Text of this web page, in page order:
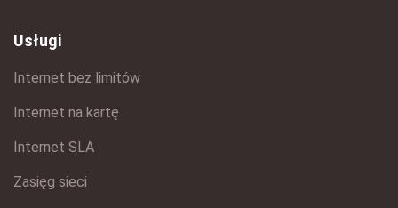
Usługi
Internet bez limitów
Internet na kartę
Internet SLA
Zasięg sieci